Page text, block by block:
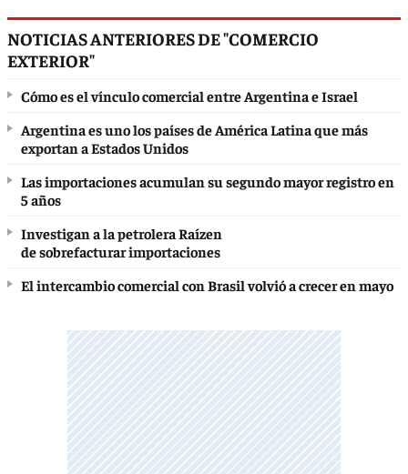
NOTICIAS ANTERIORES DE "COMERCIO
EXTERIOR"
Cómo es el vínculo comercial entre Argentina e Israel
Argentina es uno los países de América Latina que más
exportan a Estados Unidos
Las importaciones acumulan su segundo mayor registro en
5 años
Investigan a la petrolera Raízen
de sobrefacturar importaciones
El intercambio comercial con Brasil volvió a crecer en mayo